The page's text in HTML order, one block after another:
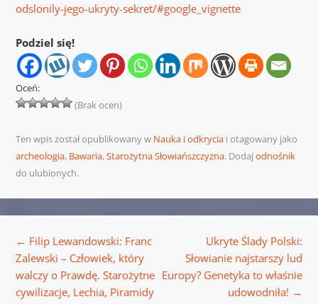
odslonily-jego-ukryty-sekret/#google_vignette
Podziel się!
Oceń:
(Brak ocen)
Ten wpis został opublikowany w Nauka i odkryciai otagowany jako
archeologia, Bawaria,Starożytna Słowiańszczyzna. Dodaj odnośnik
do ulubionych.
← Filip Lewandowski: Franc
Zalewski – Człowiek, który
walczy o Prawdę. Starożytne
cywilizacje, Lechia, Piramidy
Ukryte Ślady Polski:
Słowianie najstarszy lud
Europy? Genetyka to właśnie
udowodniła! →